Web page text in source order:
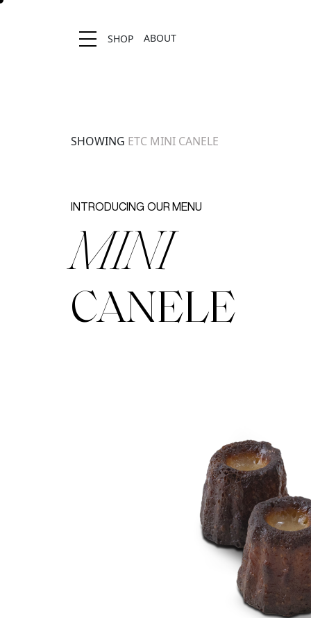
SHOP ABOUT
SHOWING ETC MINI CANELE
INTRODUCING OUR MENU
MINI
CANELE